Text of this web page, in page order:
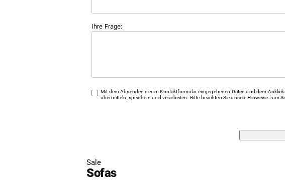
Ihre Frage:
Mit dem Absenden der im Kontaktformular eingegebenen Daten und dem
übermitteln, speichern und verarbeiten. Bitte beachten Sie unsere Hinweise zum
Sale
Sofas